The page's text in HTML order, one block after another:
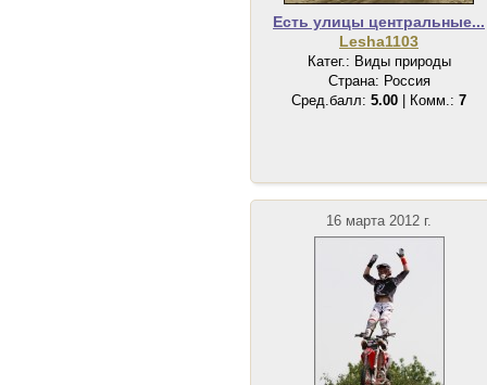
Есть улицы центральные...
Lesha1103
Катег.: Виды природы
Страна: Россия
Сред.балл: 5.00 | Комм.: 7
16 марта 2012 г.